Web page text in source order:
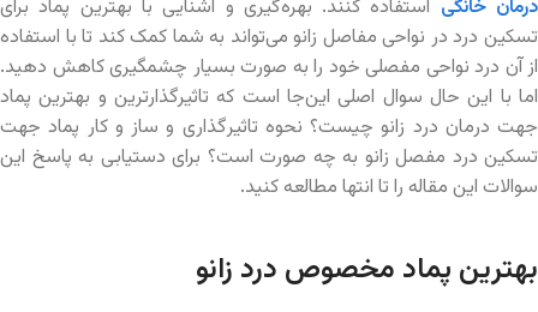
درمان خانگی استفاده کنند. بهره‌گیری و آشنایی با بهترین پماد برای
تسکین درد در نواحی مفاصل زانو می‌تواند به شما کمک کند تا با استفاده
از آن درد نواحی مفصلی خود را به صورت بسیار چشمگیری کاهش دهید.
اما با این حال سوال اصلی این‌جا است که تاثیرگذارترین و بهترین پماد
جهت درمان درد زانو چیست؟ نحوه تاثیر‌گذاری و ساز و کار پماد جهت
تسکین درد مفصل زانو به چه صورت است؟ برای دستیابی به پاسخ این
سوالات این مقاله را تا انتها مطالعه کنید.
بهترین پماد مخصوص درد زانو